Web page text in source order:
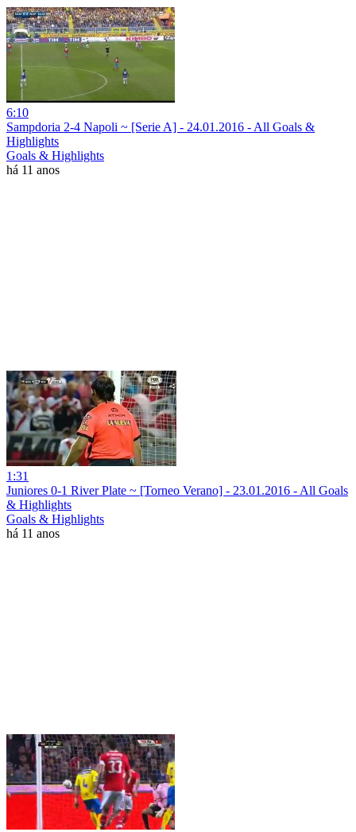
6:10
Sampdoria 2-4 Napoli ~ [Serie A] - 24.01.2016 - All Goals &
Highlights
Goals & Highlights
há 11 anos
1:31
Juniores 0-1 River Plate ~ [Torneo Verano] - 23.01.2016 - All Goals
& Highlights
Goals & Highlights
há 11 anos